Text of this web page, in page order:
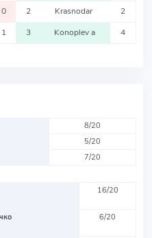
0 2 Krasnodar 2
1 3 Konoplev a 4
8/20
5/20
7/20
16/20
6/20